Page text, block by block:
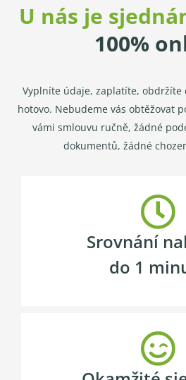
U nás je
100%
Vyplníte údaje, zaplatíte, obdržíte
hotovo. Nebudeme vás obtěžovat
vámi smlouvu ručně, žádné
dokumentů, žádné
Srovnání
do 1